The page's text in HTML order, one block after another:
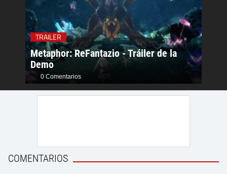
TRAILER
Metaphor: ReFantazio - Tráiler de la
Demo
0 Comentarios
COMENTARIOS